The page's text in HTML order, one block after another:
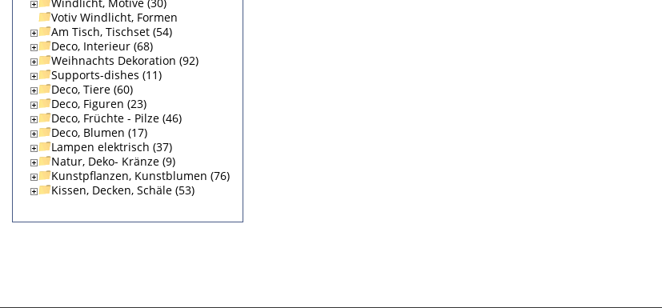
Votiv Windlicht, Formen
Am Tisch, Tischset (54)
Deco, Interieur (68)
Weihnachts Dekoration (92)
Supports-dishes (11)
Deco, Tiere (60)
Deco, Figuren (23)
Deco, Früchte - Pilze (46)
Deco, Blumen (17)
Lampen elektrisch (37)
Natur, Deko- Kränze (9)
Kunstpflanzen, Kunstblumen (76)
Kissen, Decken, Schäle (53)